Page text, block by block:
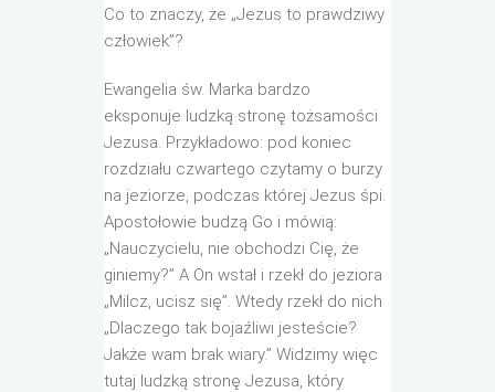
Co to znaczy, że „Jezus to prawdziwy
człowiek”?
Ewangelia św. Marka bardzo
eksponuje ludzką stronę tożsamości
Jezusa. Przykładowo: pod koniec
rozdziału czwartego czytamy o burzy
na jeziorze, podczas której Jezus śpi.
Apostołowie budzą Go i mówią:
„Nauczycielu, nie obchodzi Cię, że
giniemy?” A On wstał i rzekł do jeziora
„Milcz, ucisz się”. Wtedy rzekł do nich
„Dlaczego tak bojaźliwi jesteście?
Jakże wam brak wiary.” Widzimy więc
tutaj ludzką stronę Jezusa, który